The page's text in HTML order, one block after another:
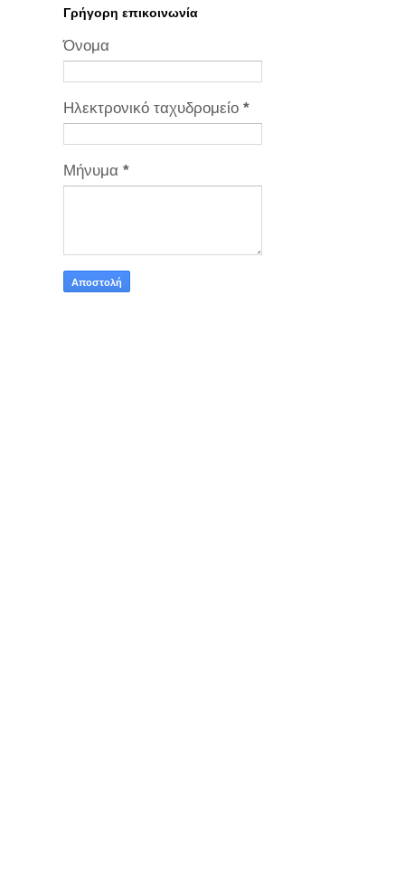
Γρήγορη επικοινωνία
Όνομα
Ηλεκτρονικό ταχυδρομείο *
Μήνυμα *